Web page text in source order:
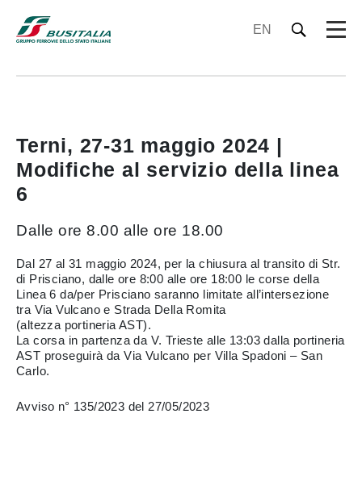
EN
Terni, 27-31 maggio 2024 |
Modifiche al servizio della linea
6
Dalle ore 8.00 alle ore 18.00
Dal 27 al 31 maggio 2024, per la chiusura al transito di Str.
di Prisciano, dalle ore 8:00 alle ore 18:00 le corse della
Linea 6 da/per Prisciano saranno limitate all’intersezione
tra Via Vulcano e Strada Della Romita
(altezza portineria AST).
La corsa in partenza da V. Trieste alle 13:03 dalla portineria
AST proseguirà da Via Vulcano per Villa Spadoni – San
Carlo.
Avviso n° 135/2023 del 27/05/2023